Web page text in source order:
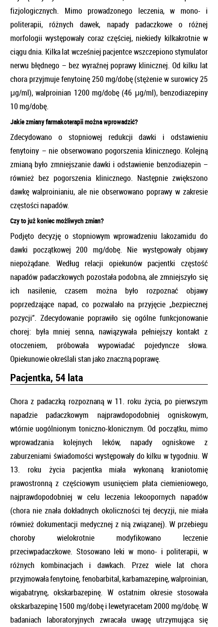
fizjologicznych. Mimo prowadzonego leczenia, w mono- i
politerapii, różnych dawek, napady padaczkowe o różnej
morfologii występowały coraz częściej, niekiedy kilkakrotnie w
ciągu dnia. Kilka lat wcześniej pacjentce wszczepiono stymulator
nerwu błędnego – bez wyraźnej poprawy klinicznej. Od kilku lat
chora przyjmuje fenytoinę 250 mg/dobę (stężenie w surowicy 25
μg/ml), walproinian 1200 mg/dobę (46 μg/ml), benzodiazepiny
10 mg/dobę.
Jakie zmiany farmakoterapii można wprowadzić?
Zdecydowano o stopniowej redukcji dawki i odstawieniu
fenytoiny – nie obserwowano pogorszenia klinicznego. Kolejną
zmianą było zmniejszanie dawki i odstawienie benzodiazepin –
również bez pogorszenia klinicznego. Następnie zwiększono
dawkę walproinianiu, ale nie obserwowano poprawy w zakresie
częstości napadów.
Czy to już koniec możliwych zmian?
Podjęto decyzję o stopniowym wprowadzeniu lakozamidu do
dawki początkowej 200 mg/dobę. Nie występowały objawy
niepożądane. Według relacji opiekunów pacjentki częstość
napadów padaczkowych pozostała podobna, ale zmniejszyło się
ich nasilenie, czasem można było rozpoznać objawy
poprzedzające napad, co pozwalało na przyjęcie „bezpiecznej
pozycji”. Zdecydowanie poprawiło się ogólne funkcjonowanie
chorej: była mniej senna, nawiązywała pełniejszy kontakt z
otoczeniem, próbowała wypowiadać pojedyncze słowa.
Opiekunowie określali stan jako znaczną poprawę.
Pacjentka, 54 lata
Chora z padaczką rozpoznaną w 11. roku życia, po pierwszym
napadzie padaczkowym najprawdopodobniej ogniskowym,
wtórnie uogólnionym toniczno-klonicznym. Od początku, mimo
wprowadzania kolejnych leków, napady ogniskowe z
zaburzeniami świadomości występowały do kilku w tygodniu. W
13. roku życia pacjentka miała wykonaną kraniotomię
prawostronną z częściowym usunięciem płata ciemieniowego,
najprawdopodobniej w celu leczenia lekoopornych napadów
(chora nie znała dokładnych okoliczności tej decyzji, nie miała
również dokumentacji medycznej z nią związanej). W przebiegu
choroby wielokrotnie modyfikowano leczenie
przeciwpadaczkowe. Stosowano leki w mono- i politerapii, w
różnych kombinacjach i dawkach. Przez wiele lat chora
przyjmowała fenytoinę, fenobarbital, karbamazepinę, walproinian,
wigabatrynę, okskarbazepinę. W ostatnim okresie stosowała
okskarbazepinę 1500 mg/dobę i lewetyracetam 2000 mg/dobę. W
badaniach laboratoryjnych zwracała uwagę utrzymująca się